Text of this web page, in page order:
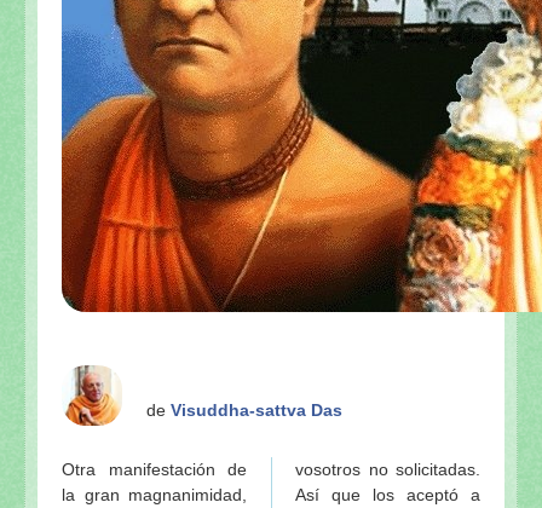
de Visuddha-sattva Das
Otra manifestación de
la gran magnanimidad,
vosotros no solicitadas.
Así que los aceptó a